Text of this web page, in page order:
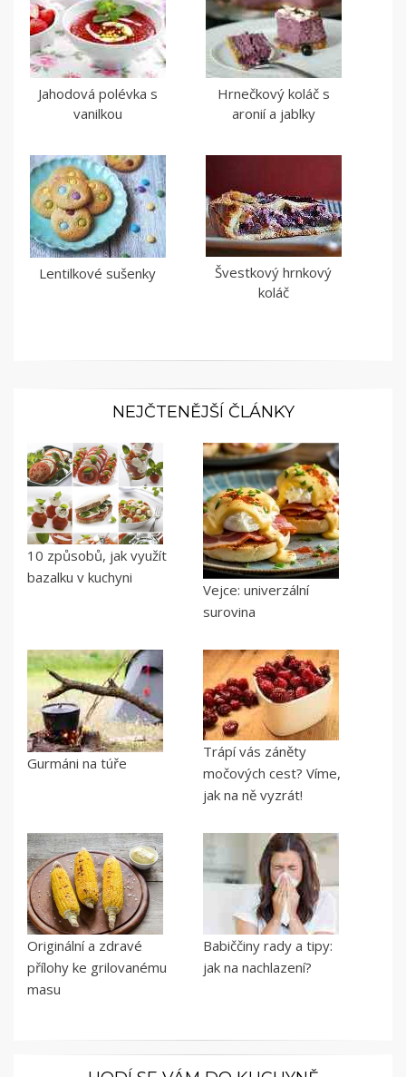
Jahodová polévka s
vanilkou
Hrnečkový koláč s
aronií a jablky
Lentilkové sušenky
Švestkový hrnkový
koláč
NEJČTENĚJŠÍ ČLÁNKY
10 způsobů, jak využít
bazalku v kuchyni
Vejce: univerzální
surovina
Gurmáni na túře
Trápí vás záněty
močových cest? Víme,
jak na ně vyzrát!
Originální a zdravé
přílohy ke grilovanému
masu
Babiččiny rady a tipy:
jak na nachlazení?